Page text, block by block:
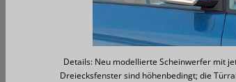
Details: Neu modellierte Scheinwerfer mit
Dreiecksfenster sind höhenbedingt; die